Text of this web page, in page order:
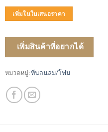
เพิ่มในใบเสนอราคา
เพิ่มสินค้าที่อยากได้
หมวดหมู่:ที่นอนลม/โฟม